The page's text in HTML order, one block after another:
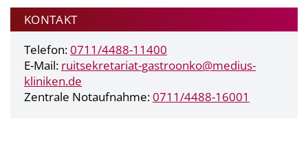
KONTAKT
Telefon:0711/4488-11400
E-Mail: ruitsekretariat-gastroonko@medius-
kliniken.de
Zentrale Notaufnahme:0711/4488-16001